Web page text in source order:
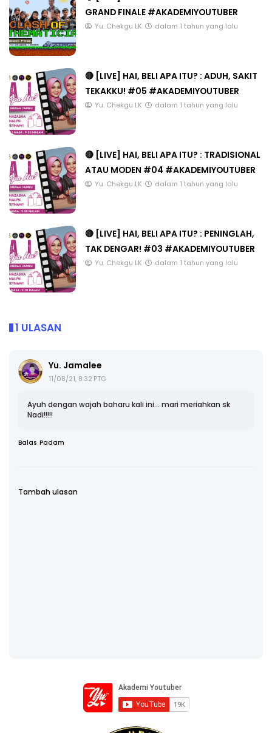
GRAND FINALE #AKADEMIYOUTUBER
Yu. Chekgu LK dalam 1 tahun yang lalu
🔴 [LIVE] HAI, BELI APA ITU? : ADUH, SAKIT
TEKAKKU! #05 #AKADEMIYOUTUBER
Yu. Chekgu LK dalam 1 tahun yang lalu
🔴 [LIVE] HAI, BELI APA ITU? : TRADISIONAL
ATAU MODEN #04 #AKADEMIYOUTUBER
Yu. Chekgu LK dalam 1 tahun yang lalu
🔴 [LIVE] HAI, BELI APA ITU? : PENINGLAH,
TAK DENGAR! #03 #AKADEMIYOUTUBER
Yu. Chekgu LK dalam 1 tahun yang lalu
1 ULASAN
Yu. Jamalee
11/08/21, 8:32 PTG
Ayuh dengan wajah baharu kali ini... mari meriahkan sk
Nadi!!!!!
Balas Padam
Tambah ulasan